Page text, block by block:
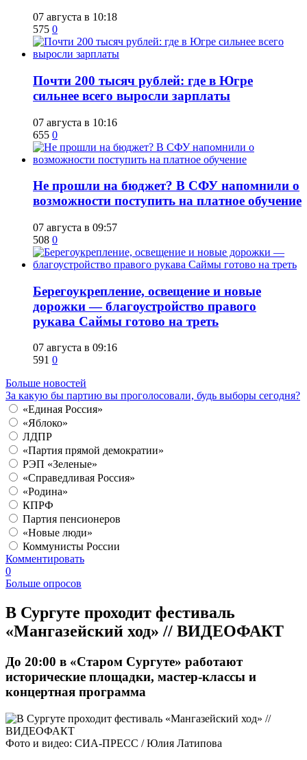
07 августа в 10:18
575 0
​Почти 200 тысяч рублей: где в Югре
сильнее всего выросли зарплаты
07 августа в 10:16
655 0
Не прошли на бюджет? В СФУ напомнили о
возможности поступить на платное обучение
07 августа в 09:57
508 0
Берегоукрепление, освещение и новые
дорожки — благоустройство правого
рукава Саймы готово на треть
07 августа в 09:16
591 0
Больше новостей
За какую бы партию вы проголосовали, будь выборы сегодня?
«Единая Россия»
«Яблоко»
ЛДПР
«Партия прямой демократии»
РЭП «Зеленые»
«Справедливая Россия»
«Родина»
КПРФ
Партия пенсионеров
«Новые люди»
Коммунисты России
Комментировать
0
Больше опросов
​В Сургуте проходит фестиваль
«Мангазейский ход» // ВИДЕОФАКТ
До 20:00 в «Старом Сургуте» работают
исторические площадки, мастер-классы и
концертная программа
Фото и видео: СИА-ПРЕСС / Юлия Латипова